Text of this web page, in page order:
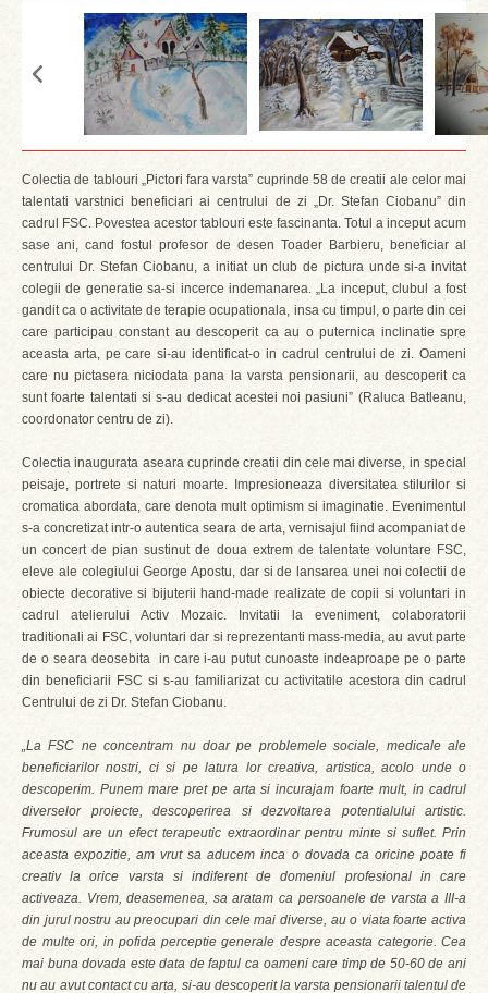
Colectia de tablouri „Pictori fara varsta” cuprinde 58 de creatii ale celor mai
talentati varstnici beneficiari ai centrului de zi „Dr. Stefan Ciobanu” din
cadrul FSC. Povestea acestor tablouri este fascinanta. Totul a inceput acum
sase ani, cand fostul profesor de desen Toader Barbieru, beneficiar al
centrului Dr. Stefan Ciobanu, a initiat un club de pictura unde si-a invitat
colegii de generatie sa-si incerce indemanarea. „La inceput, clubul a fost
gandit ca o activitate de terapie ocupationala, insa cu timpul, o parte din cei
care participau constant au descoperit ca au o puternica inclinatie spre
aceasta arta, pe care si-au identificat-o in cadrul centrului de zi. Oameni
care nu pictasera niciodata pana la varsta pensionarii, au descoperit ca
sunt foarte talentati si s-au dedicat acestei noi pasiuni” (Raluca Batleanu,
coordonator centru de zi).
Colectia inaugurata aseara cuprinde creatii din cele mai diverse, in special
peisaje, portrete si naturi moarte. Impresioneaza diversitatea stilurilor si
cromatica abordata, care denota mult optimism si imaginatie. Evenimentul
s-a concretizat intr-o autentica seara de arta, vernisajul fiind acompaniat de
un concert de pian sustinut de doua extrem de talentate voluntare FSC,
eleve ale colegiului George Apostu, dar si de lansarea unei noi colectii de
obiecte decorative si bijuterii hand-made realizate de copii si voluntari in
cadrul atelierului Activ Mozaic. Invitatii la eveniment, colaboratorii
traditionali ai FSC, voluntari dar si reprezentanti mass-media, au avut parte
de o seara deosebita in care i-au putut cunoaste indeaproape pe o parte
din beneficiarii FSC si s-au familiarizat cu activitatile acestora din cadrul
Centrului de zi Dr. Stefan Ciobanu.
„La FSC ne concentram nu doar pe problemele sociale, medicale ale
beneficiarilor nostri, ci si pe latura lor creativa, artistica, acolo unde o
descoperim. Punem mare pret pe arta si incurajam foarte mult, in cadrul
diverselor proiecte, descoperirea si dezvoltarea potentialului artistic.
Frumosul are un efect terapeutic extraordinar pentru minte si suflet. Prin
aceasta expozitie, am vrut sa aducem inca o dovada ca oricine poate fi
creativ la orice varsta si indiferent de domeniul profesional in care
activeaza. Vrem, deasemenea, sa aratam ca persoanele de varsta a III-a
din jurul nostru au preocupari din cele mai diverse, au o viata foarte activa
de multe ori, in pofida perceptie generale despre aceasta categorie. Cea
mai buna dovada este data de faptul ca oameni care timp de 50-60 de ani
nu au avut contact cu arta, si-au descoperit la varsta pensionarii talentul de